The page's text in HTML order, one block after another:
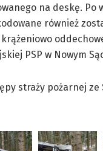
na deskę.
również
PSP w Nowym
straży pożarnej